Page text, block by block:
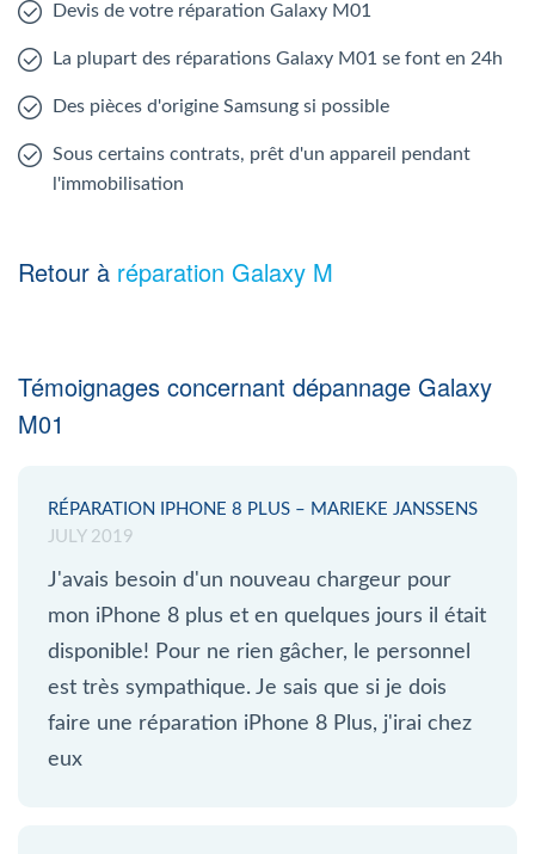
Devis de votre réparation Galaxy M01
La plupart des réparations Galaxy M01 se font en 24h
Des pièces d'origine Samsung si possible
Sous certains contrats, prêt d'un appareil pendant
l'immobilisation
Retour à réparation Galaxy M
Témoignages concernant dépannage Galaxy
M01
RÉPARATION IPHONE 8 PLUS – MARIEKE JANSSENS
JULY 2019
J'avais besoin d'un nouveau chargeur pour
mon iPhone 8 plus et en quelques jours il était
disponible! Pour ne rien gâcher, le personnel
est très sympathique. Je sais que si je dois
faire une réparation iPhone 8 Plus, j'irai chez
eux